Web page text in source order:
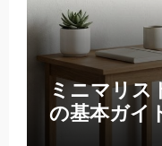
ミニマリス
の基本ガイ